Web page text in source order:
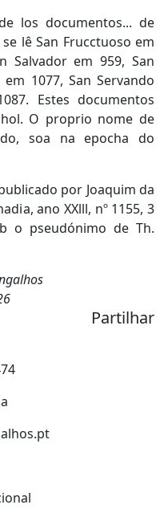
los documentos... de
lê San Frucctuoso em
Salvador em 959, San
1077, San Servando
Estes documentos
O proprio nome de
soa na epocha do
por Joaquim da
ano XXlll, nº 1155, 3
o pseudónimo de Th.
Partilhar